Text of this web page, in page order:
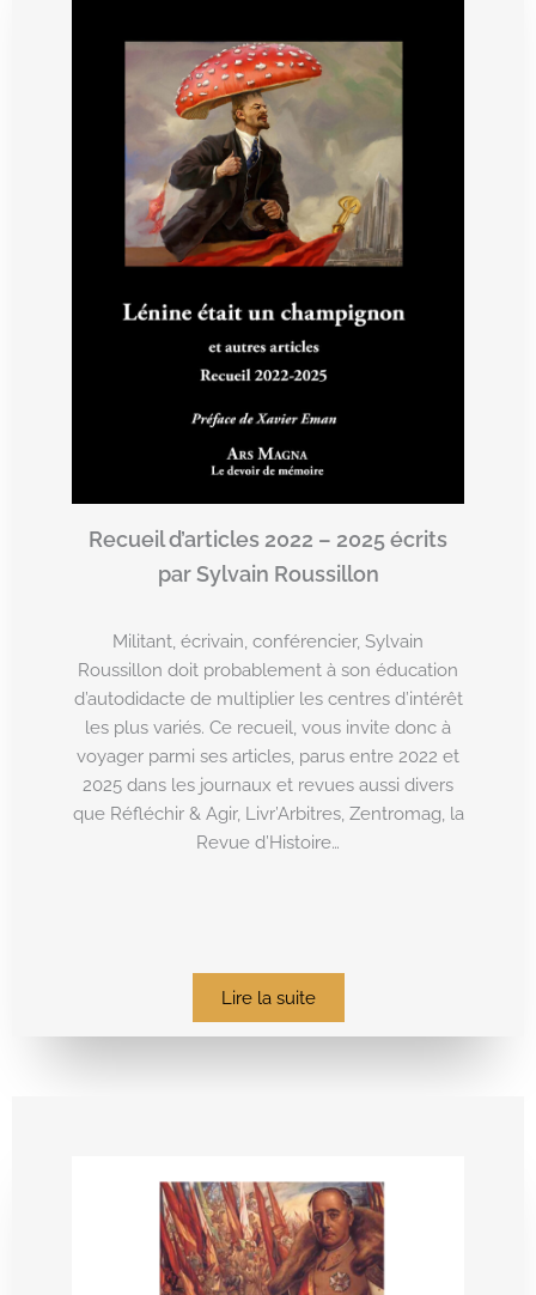
Recueil d’articles 2022 – 2025 écrits
par Sylvain Roussillon
Militant, écrivain, conférencier, Sylvain
Roussillon doit probablement à son éducation
d’autodidacte de multiplier les centres d’intérêt
les plus variés. Ce recueil, vous invite donc à
voyager parmi ses articles, parus entre 2022 et
2025 dans les journaux et revues aussi divers
que Réfléchir & Agir, Livr’Arbitres, Zentromag, la
Revue d’Histoire…
Lire la suite